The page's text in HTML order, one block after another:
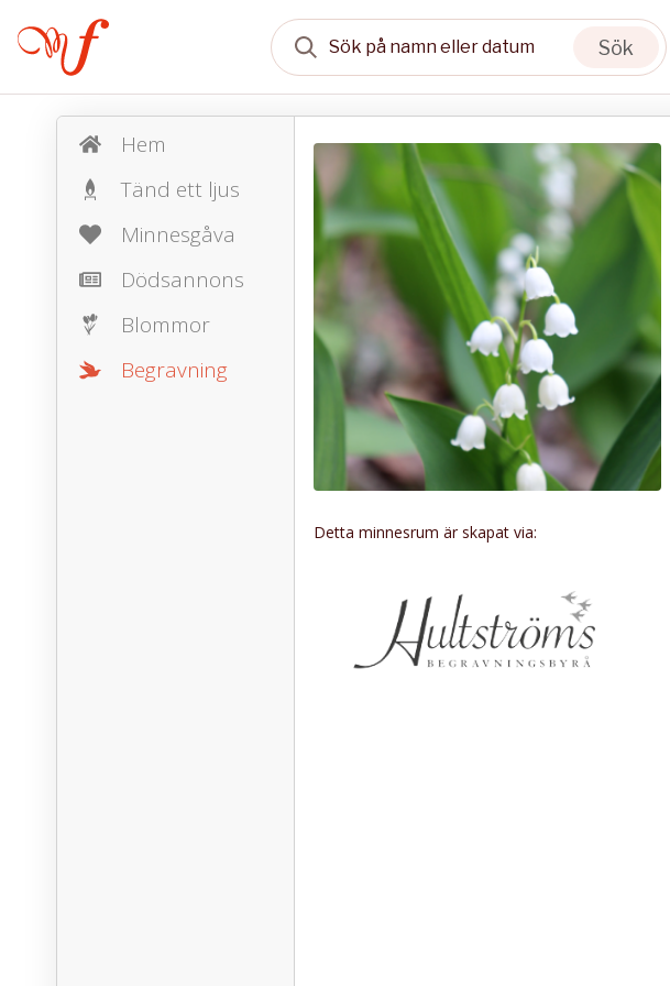
Sök
Hem
Tänd ett ljus
Minnesgåva
Dödsannons
Blommor
Begravning
Detta minnesrum är skapat via: